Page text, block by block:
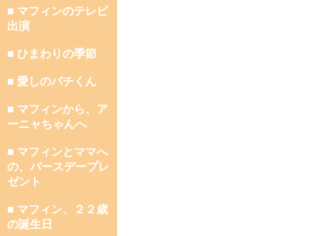
■ マフィンのテレビ
出演
■ ひまわりの季節
■ 愛しのパチくん
■ マフィンから、ア
ーニャちゃんへ
■ マフィンとママへ
の、バースデープレ
ゼント
■ マフィン、２２歳
の誕生日